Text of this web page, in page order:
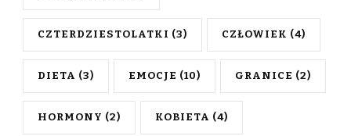
CZTERDZIESTOLATKI (3) CZŁOWIEK (4)
DIETA (3) EMOCJE (10) GRANICE (2)
HORMONY (2) KOBIETA (4)